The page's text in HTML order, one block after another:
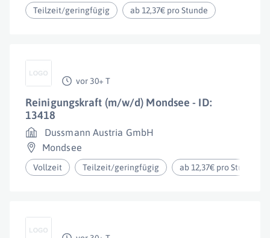
Teilzeit/geringfügig ab 12,37€ pro Stunde
vor 30+ T
Reinigungskraft (m/w/d) Mondsee - ID:
13418
Dussmann Austria GmbH
Mondsee
Vollzeit Teilzeit/geringfügig ab 12,37€ pro Stunde